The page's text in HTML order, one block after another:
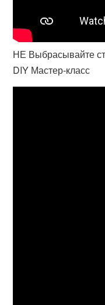
НЕ Выбрасывайте
DIY Мастер-класс